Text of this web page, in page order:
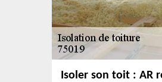
Isoler son toit : AR